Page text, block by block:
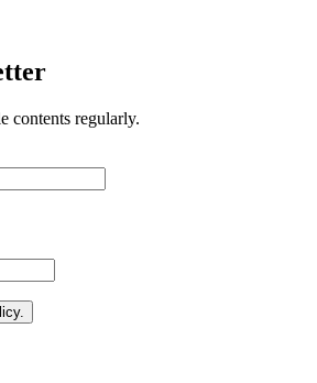
contents regularly.